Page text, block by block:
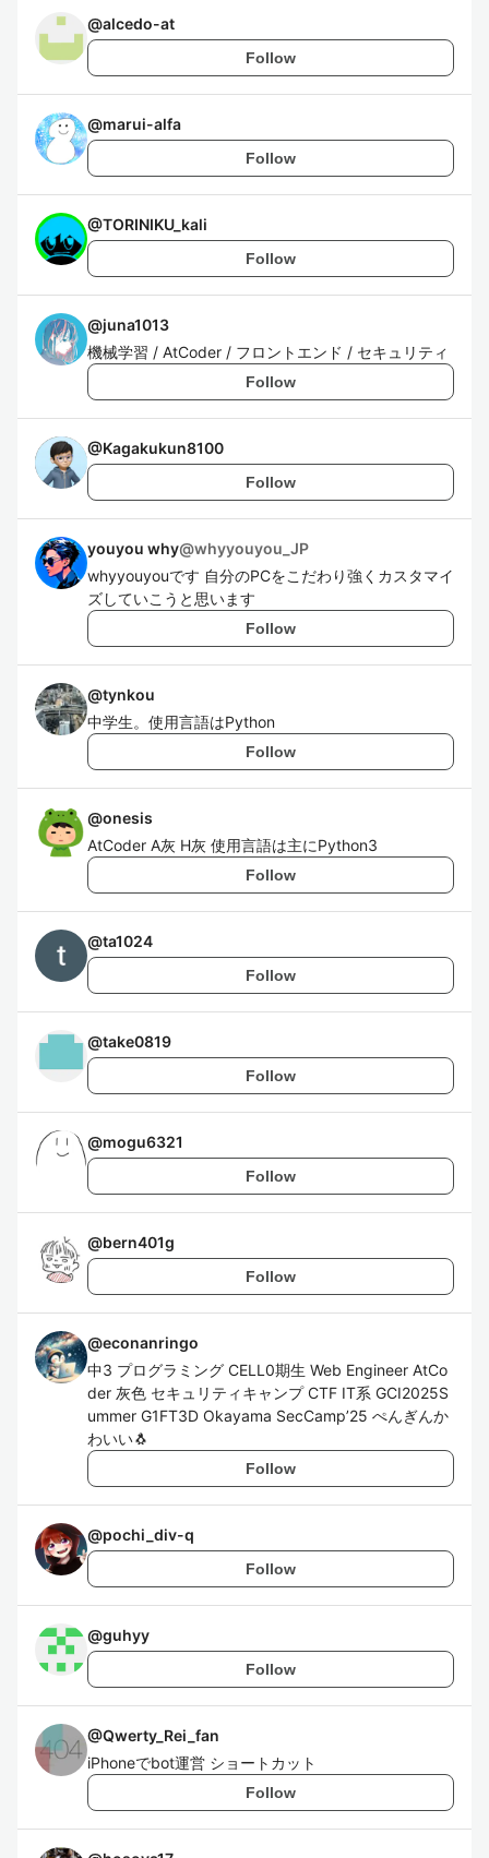
@alcedo-at
Follow
@marui-alfa
Follow
@TORINIKU_kali
Follow
@juna1013
機械学習 / AtCoder / フロントエンド / セキュリティ
Follow
@Kagakukun8100
Follow
youyou why@whyyouyou_JP
whyyouyouです 自分のPCをこだわり強くカスタマイ
ズしていこうと思います
Follow
@tynkou
中学生。使用言語はPython
Follow
@onesis
AtCoder A灰 H灰 使用言語は主にPython3
Follow
@ta1024
Follow
@take0819
Follow
@mogu6321
Follow
@bern401g
Follow
@econanringo
中3 プログラミング CELL0期生 Web Engineer AtCo
der 灰色 セキュリティキャンプ CTF IT系 GCI2025S
ummer G1FT3D Okayama SecCamp’25 ぺんぎんか
わいい🐧
Follow
@pochi_div-q
Follow
@guhyy
Follow
@Qwerty_Rei_fan
iPhoneでbot運営 ショートカット
Follow